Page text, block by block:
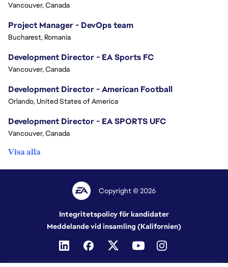
Vancouver, Canada
Project Manager - DevOps team
Bucharest, Romania
Development Director - EA Sports FC
Vancouver, Canada
Development Director - American Football
Orlando, United States of America
Development Director - EA SPORTS UFC
Vancouver, Canada
Visa alla
Copyright © 2026
Integritetspolicy för kandidater
Meddelande vid insamling (Kalifornien)